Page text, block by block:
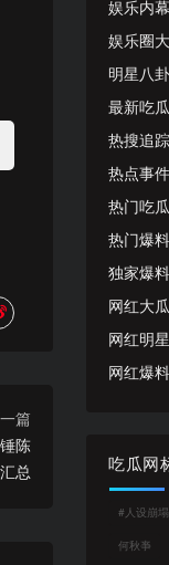
篇
陈
总
娱乐内幕
娱乐圈
明星八卦
最新吃瓜
热搜追踪
热点事件
热门吃瓜
热门爆料
独家爆料
网红大瓜
网红明星
网红爆料
吃瓜网
#人设崩塌
何秋亊